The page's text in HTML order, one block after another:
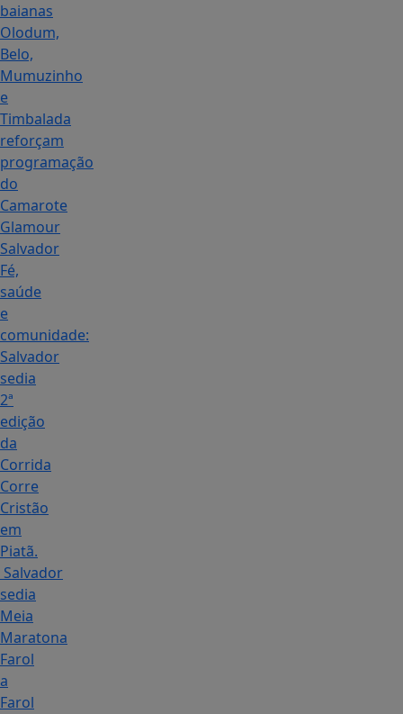
baianas
Olodum,
Belo,
Mumuzinho
e
Timbalada
reforçam
programação
do
Camarote
Glamour
Salvador
Fé,
saúde
e
comunidade:
Salvador
sedia
2ª
edição
da
Corrida
Corre
Cristão
em
Piatã.
Salvador
sedia
Meia
Maratona
Farol
a
Farol